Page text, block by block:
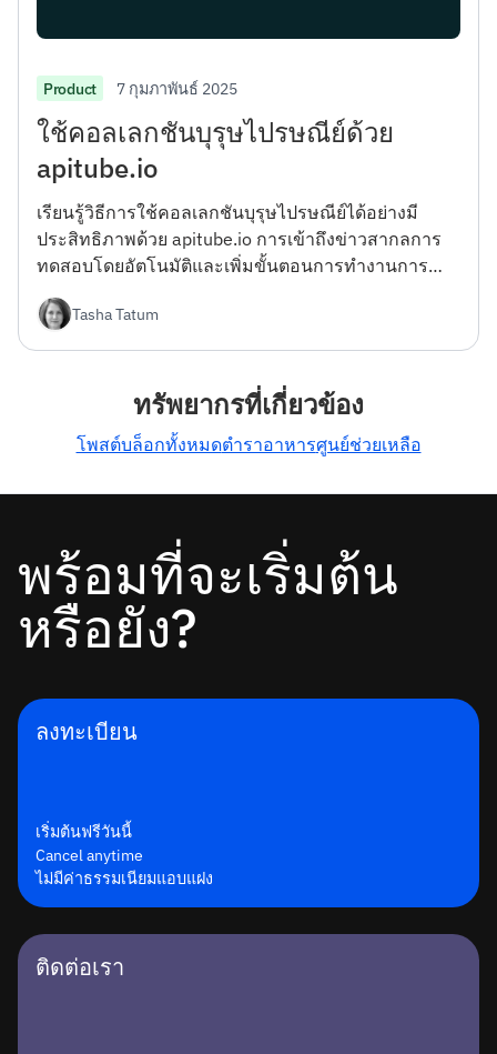
Product 7 กุมภาพันธ์ 2025
ใช้คอลเลกชันบุรุษไปรษณีย์ด้วย
apitube.io
เรียนรู้วิธีการใช้คอลเลกชันบุรุษไปรษณีย์ได้อย่างมี
ประสิทธิภาพด้วย apitube.io การเข้าถึงข่าวสากลการ
ทดสอบโดยอัตโนมัติและเพิ่มขั้นตอนการทำงานการ
Tasha Tatum
ทรัพยากรที่เกี่ยวข้อง
โพสต์บล็อกทั้งหมดตำราอาหารศูนย์ช่วยเหลือ
พร้อมที่จะเริ่มต้น
หรือยัง?
ลงทะเบียน
เริ่มต้นฟรีวันนี้
Cancel anytime
ไม่มีค่าธรรมเนียมแอบแฝง
ติดต่อเรา